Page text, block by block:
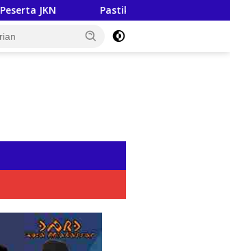
Pastikan Tak Ada Masalah Hukum, Sekda